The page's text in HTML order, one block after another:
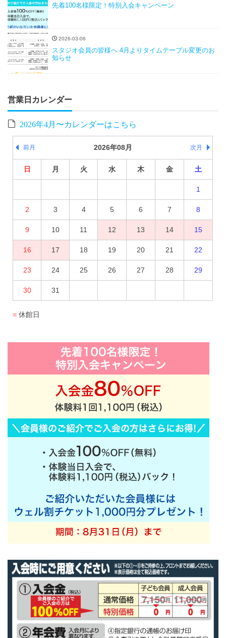
先着100名様限定！特別入会キャンペーン
2026-03-06
スタジオ会員の皆様へ 4月よりタイムテーブル変更のお
知らせ
営業日カレンダー
2026年4月〜カレンダーはこちら